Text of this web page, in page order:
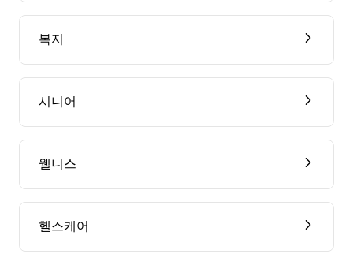
복지
시니어
웰니스
헬스케어